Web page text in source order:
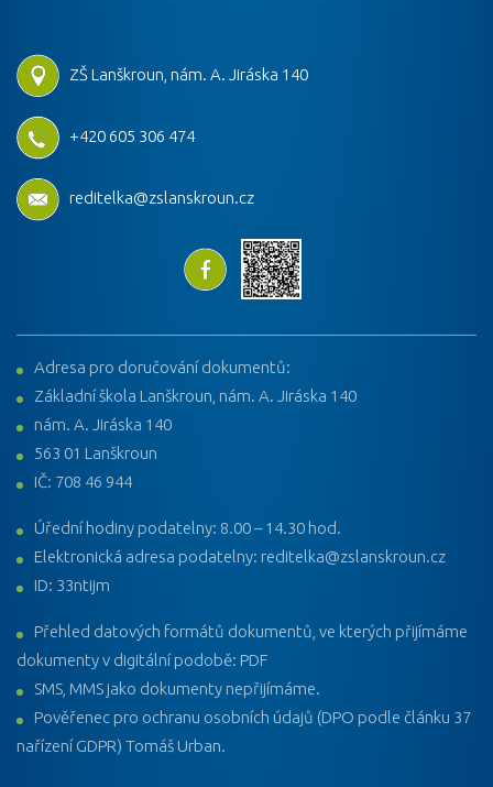
ZŠ Lanškroun, nám. A. Jiráska 140
+420 605 306 474
reditelka@zslanskroun.cz
Adresa pro doručování dokumentů:
Základní škola Lanškroun, nám. A. Jiráska 140
nám. A. Jiráska 140
563 01 Lanškroun
IČ: 708 46 944
Úřední hodiny podatelny: 8.00 – 14.30 hod.
Elektronická adresa podatelny: reditelka@zslanskroun.cz
ID: 33ntijm
Přehled datových formátů dokumentů, ve kterých přijímáme
dokumenty v digitální podobě: PDF
SMS, MMS jako dokumenty nepřijímáme.
Pověřenec pro ochranu osobních údajů (DPO podle článku 37
nařízení GDPR) Tomáš Urban.